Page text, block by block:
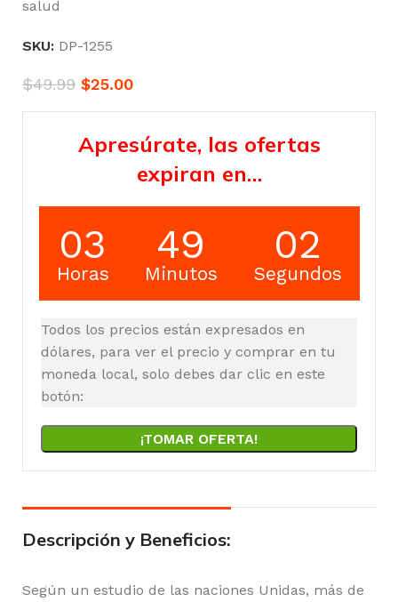
salud
SKU: DP-1255
$49.99 $25.00
Apresúrate, las ofertas
expiran en…
03
Horas
49
Minutos
01
Segundos
Todos los precios están expresados en
dólares, para ver el precio y comprar en tu
moneda local, solo debes dar clic en este
botón:
¡TOMAR OFERTA!
Descripción y Beneficios:
Según un estudio de las naciones Unidas, más de